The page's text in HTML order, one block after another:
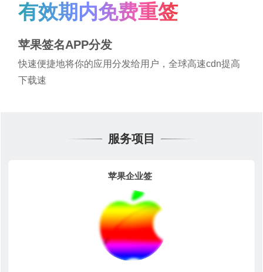
有效期内免费重签
苹果签名APP分发
快速便捷地将你的应用分发给用户，全球高速cdn提高
下载速
服务项目
苹果企业签